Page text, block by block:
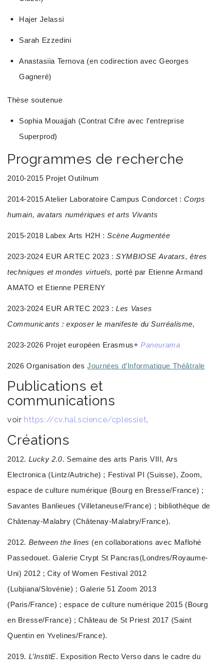
Hajer Jelassi
Sarah Ezzedini
Anastasiia Ternova (en codirection avec Georges
Gagneré)
Thèse soutenue
Sophia Mouajjah (Contrat Cifre avec l’entreprise
Superprod)
Programmes de recherche
2010-2015 Projet Outilnum
2014-2015 Atelier Laboratoire Campus Condorcet :Corps
humain, avatars numériques et arts Vivants
2015-2018 Labex Arts H2H : Scène Augmentée
2023-2024 EUR ARTEC 2023 : SYMBIOSE Avatars, êtres
techniques et mondes virtuels, porté par Etienne Armand
AMATO et Etienne PERENY
2023-2024 EUR ARTEC 2023 : Les Vases
Communicants : exposer le manifeste du Surréalisme,
2023-2026 Projet européen Erasmus+ Paneurama
2026 Organisation des Journées d’Informatique Théâtrale
Publications et
communications
voir https://cv.hal.science/cplessiet.
Créations
2012. Lucky 2.0. Semaine des arts Paris VIII, Ars
Electronica (Lintz/Autriche) ; Festival PI (Suisse), Zoom,
espace de culture numérique (Bourg en Bresse/France) ;
Savantes Banlieues (Villetaneuse/France) ; bibliothèque de
Châtenay-Malabry (Châtenay-Malabry/France).
2012. Between the lines (en collaborations avec Maflohé
Passedouet. Galerie Crypt St Pancras(Londres/Royaume-
Uni) 2012 ; City of Women Festival 2012
(Lubjiana/Slovénie) ; Galerie 51 Zoom 2013
(Paris/France) ; espace de culture numérique 2015 (Bourg
en Bresse/France) ; Château de St Priest 2017 (Saint
Quentin en Yvelines/France).
2019. L’InstitE. Exposition Recto Verso dans le cadre du